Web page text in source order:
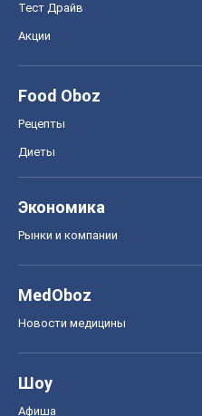
Тест Драйв
Акции
Food Oboz
Рецепты
Диеты
Экономика
Рынки и компании
MedOboz
Новости медицины
Шоу
Афиша